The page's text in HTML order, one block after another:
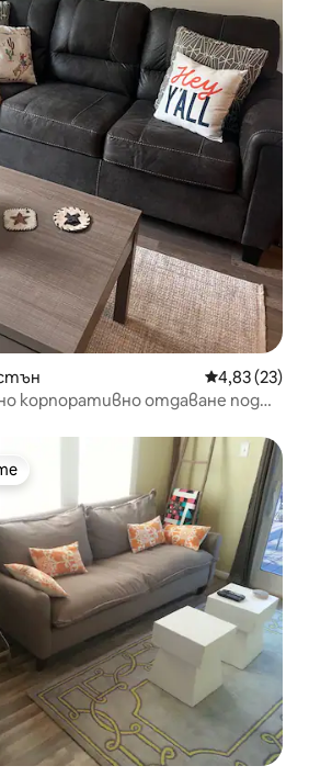
Средна
4,83 (23)
корпоративно отдаване под
на гостите